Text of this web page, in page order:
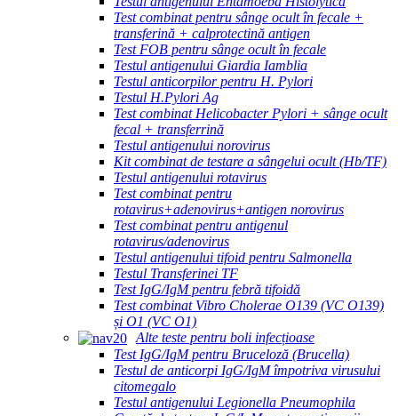
Test combinat pentru sânge ocult în fecale +
transferină + calprotectină antigen
Test FOB pentru sânge ocult în fecale
Testul antigenului Giardia Iamblia
Testul anticorpilor pentru H. Pylori
Testul H.Pylori Ag
Test combinat Helicobacter Pylori + sânge ocult
fecal + transferrină
Testul antigenului norovirus
Kit combinat de testare a sângelui ocult (Hb/TF)
Testul antigenului rotavirus
Test combinat pentru
rotavirus+adenovirus+antigen norovirus
Test combinat pentru antigenul
rotavirus/adenovirus
Testul antigenului tifoid pentru Salmonella
Testul Transferinei TF
Test IgG/IgM pentru febră tifoidă
Test combinat Vibro Cholerae O139 (VC O139)
și O1 (VC O1)
Alte teste pentru boli infecțioase
Test IgG/IgM pentru Bruceloză (Brucella)
Testul de anticorpi IgG/IgM împotriva virusului
citomegalo
Testul antigenului Legionella Pneumophila